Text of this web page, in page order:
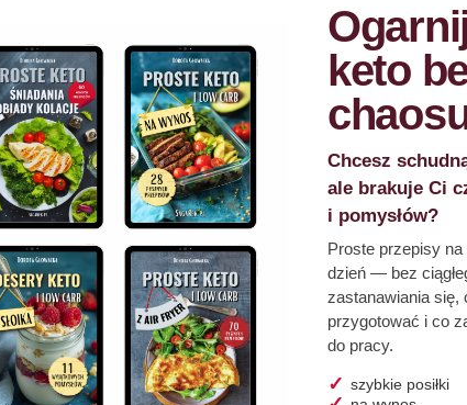
keto
Chcesz
ale brakuje Ci
i pomysłów?
Proste przepisy na
dzień — bez
zastanawiania się,
przygotować i co
do pracy.
szybkie posiłki